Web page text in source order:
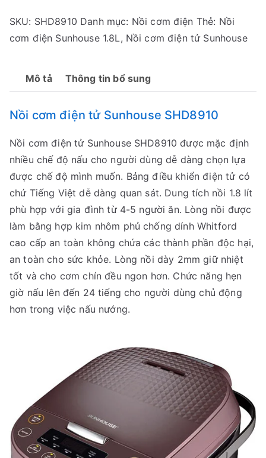
tử
Sunhouse
Lít
số
lượng
SKU: SHD8910 Danh mục: Nồi cơm điện Thẻ: Nồi
cơm điện Sunhouse 1.8L, Nồi cơm điện tử Sunhouse
Mô tả Thông tin bổ sung
Nồi cơm điện tử Sunhouse SHD8910
Nồi cơm điện tử Sunhouse SHD8910 được mặc định
nhiều chế độ nấu cho người dùng dễ dàng chọn lựa
được chế độ mình muốn. Bảng điều khiển điện tử có
chứ Tiếng Việt dễ dàng quan sát. Dung tích nồi 1.8 lít
phù hợp với gia đình từ 4-5 người ăn. Lòng nồi được
làm bằng hợp kim nhôm phủ chống dính Whitford
cao cấp an toàn không chứa các thành phần độc hại,
an toàn cho sức khỏe. Lòng nồi dày 2mm giữ nhiệt
tốt và cho cơm chín đều ngon hơn. Chức năng hẹn
giờ nấu lên đến 24 tiếng cho người dùng chủ động
hơn trong việc nấu nướng.